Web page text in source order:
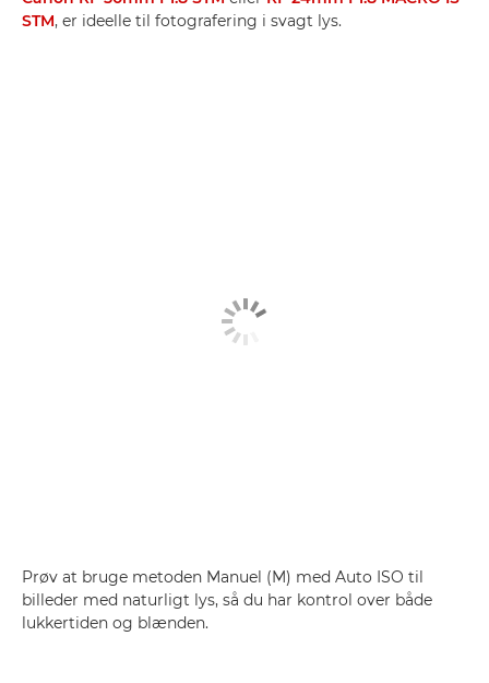
STM, er ideelle til fotografering i svagt lys.
Prøv at bruge metoden Manuel (M) med Auto ISO til
billeder med naturligt lys, så du har kontrol over både
lukkertiden og blænden.